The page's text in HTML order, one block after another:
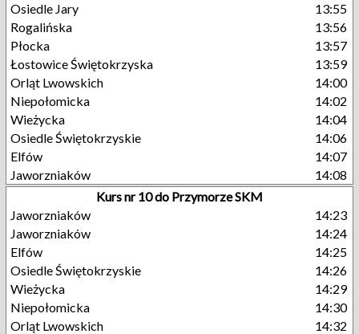
Osiedle Jary
13:55
Rogalińska
13:56
Płocka
13:57
Łostowice Świętokrzyska
13:59
Orląt Lwowskich
14:00
Niepołomicka
14:02
Wieżycka
14:04
Osiedle Świętokrzyskie
14:06
Elfów
14:07
Jaworzniaków
14:08
Kurs nr 10 do Przymorze SKM
Jaworzniaków
14:23
Jaworzniaków
14:24
Elfów
14:25
Osiedle Świętokrzyskie
14:26
Wieżycka
14:29
Niepołomicka
14:30
Orląt Lwowskich
14:32